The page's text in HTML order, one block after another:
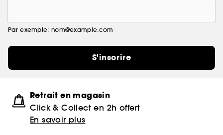
Par exemple: nom@example.com
S'inscrire
Retrait en magasin
Click & Collect en 2h offert
En savoir plus